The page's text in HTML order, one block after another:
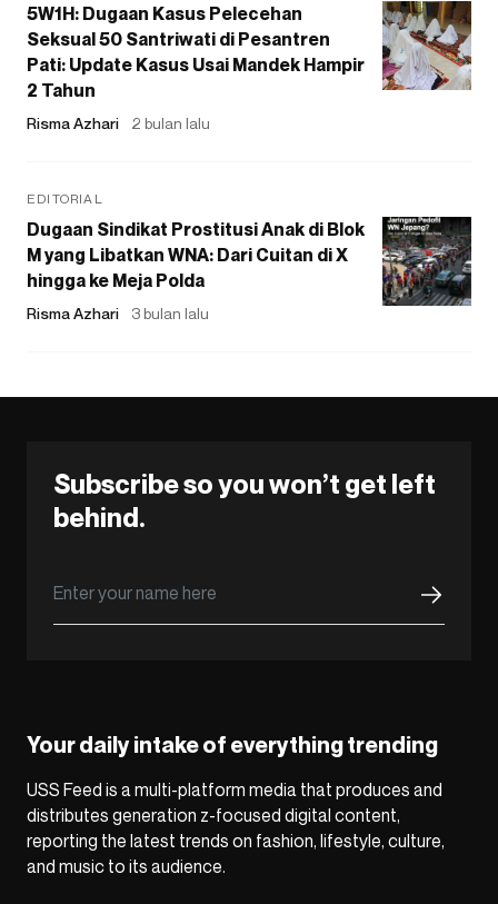
5W1H: Dugaan Kasus Pelecehan
Seksual 50 Santriwati di Pesantren
Pati: Update Kasus Usai Mandek Hampir
2 Tahun
Risma Azhari 2 bulan lalu
EDITORIAL
Dugaan Sindikat Prostitusi Anak di Blok
M yang Libatkan WNA: Dari Cuitan di X
hingga ke Meja Polda
Risma Azhari 3 bulan lalu
Subscribe so you won’t get left
behind.
Your daily intake of everything trending
USS Feed is a multi-platform media that produces and
distributes generation z-focused digital content,
reporting the latest trends on fashion, lifestyle, culture,
and music to its audience.